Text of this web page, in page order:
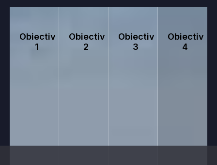
Obiectiv
1
Obiectiv
2
Obiectiv
3
Obiectiv
4